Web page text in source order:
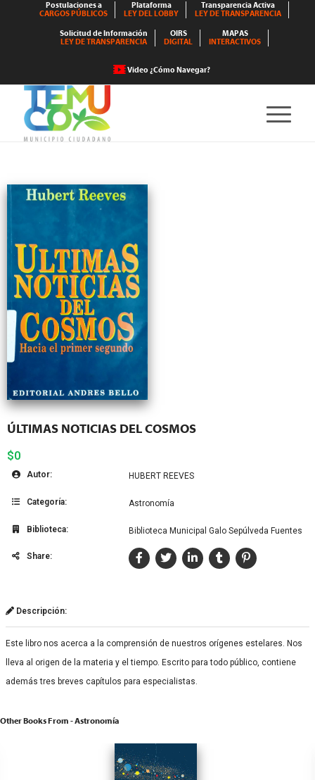
Postulaciones a
CARGOS PÚBLICOS
Plataforma
LEY DEL LOBBY
Transparencia Activa
LEY DE TRANSPARENCIA
Solicitud de Información
LEY DE TRANSPARENCIA
OIRS
DIGITAL
MAPAS
INTERACTIVOS
Video ¿Cómo Navegar?
ÚLTIMAS NOTICIAS DEL COSMOS
$0
Autor: HUBERT REEVES
Categoría: Astronomía
Biblioteca: Biblioteca Municipal Galo Sepúlveda Fuentes
Share:
Descripción:
Este libro nos acerca a la comprensión de nuestros orígenes estelares. Nos
lleva al origen de la materia y el tiempo. Escrito para todo público, contiene
además tres breves capítulos para especialistas.
Other Books From - Astronomía